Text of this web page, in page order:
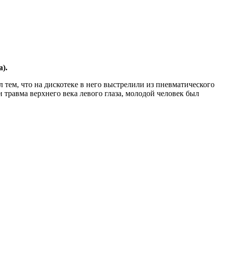
что на дискотеке в него выстрелили из пневматического
верхнего века левого глаза, молодой человек был